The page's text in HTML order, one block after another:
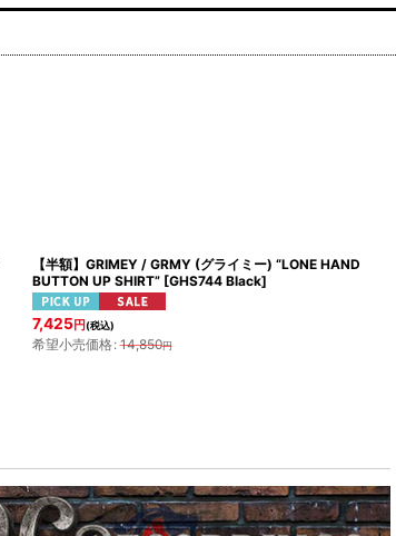
【半額】GRIMEY / GRMY (グライミー) “LONE HAND
BUTTON UP SHIRT” [GHS744 Black]
7,425円(税込)
希望小売価格: 14,850円